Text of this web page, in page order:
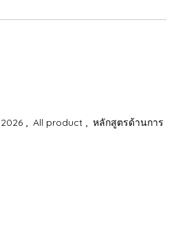
, All product , หลักสูตรด้านการ